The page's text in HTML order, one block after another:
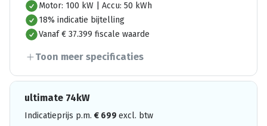
Motor: 100 kW | Accu: 50 kWh
18% indicatie bijtelling
Vanaf € 37.399 fiscale waarde
Toon meer specificaties
ultimate 74kW
Indicatieprijs p.m. € 699 excl. btw